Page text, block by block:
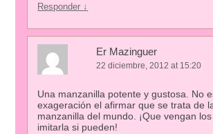
Responder ↓
Er Mazinguer
22 diciembre, 2012 at 15:20
Una manzanilla potente y gustosa. No
exageración el afirmar que se trata de
manzanilla del mundo. ¡Que vengan
imitarla si pueden!